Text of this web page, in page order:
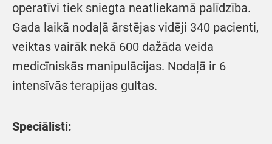
operatīvi tiek sniegta neatliekamā palīdzība.
Gada laikā nodaļā ārstējas vidēji 340 pacienti,
veiktas vairāk nekā 600 dažāda veida
medicīniskās manipulācijas. Nodaļā ir 6
intensīvās terapijas gultas.
Speciālisti: